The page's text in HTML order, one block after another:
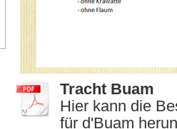
Tracht Buam
Hier kann die
für d'Buam